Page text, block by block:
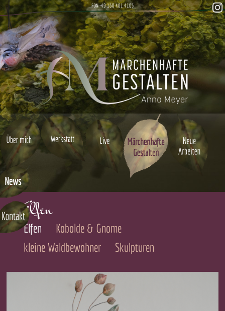
FON +49 160 401 4105
Elfen
Elfen
Kobolde & Gnome
kleine Waldbewohner
Skulpturen